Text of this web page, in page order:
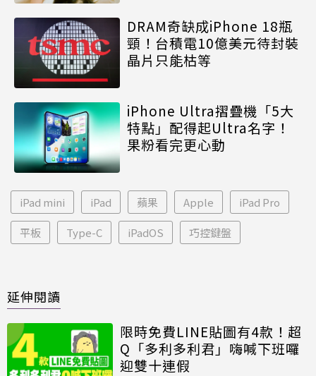
DRAM奇缺成iPhone 18瓶
頸！台積電10億美元待封裝
晶片只能枯等
iPhone Ultra摺疊機「5大
特點」配得起Ultra名字！
果粉看完更心動
iPad mini iPad 蘋果 Apple iPad Pro
平板 Type-C iPadOS 巧控鍵盤
延伸閱讀
限時免費LINE貼圖有4款！超
Q「多利多利君」嗨喊下班囉
迎雙十連假